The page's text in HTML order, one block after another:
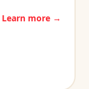
Learn more →